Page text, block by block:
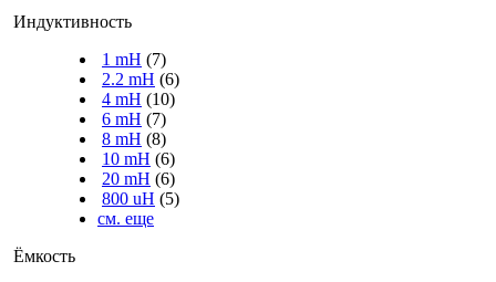
Индуктивность
1 mH (7)
2.2 mH (6)
4 mH (10)
6 mH (7)
8 mH (8)
10 mH (6)
20 mH (6)
800 uH (5)
см. еще
Ёмкость